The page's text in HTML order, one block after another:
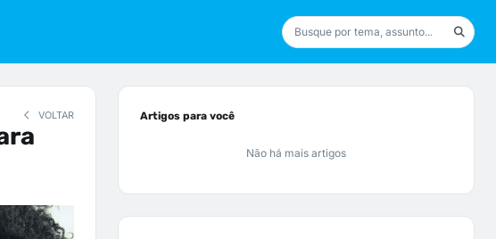
VOLTAR Artigos para você
Não há mais artigos